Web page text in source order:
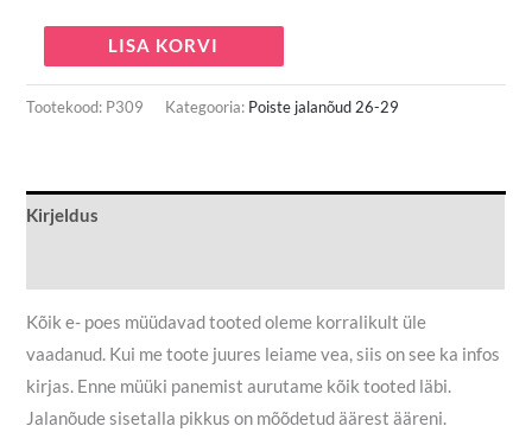
LISA KORVI
Tootekood: P309 Kategooria: Poiste jalanõud 26-29
Kirjeldus
Kõik e- poes müüdavad tooted oleme korralikult üle
vaadanud. Kui me toote juures leiame vea, siis on see ka infos
kirjas. Enne müüki panemist aurutame kõik tooted läbi.
Jalanõude sisetalla pikkus on mõõdetud äärest ääreni.